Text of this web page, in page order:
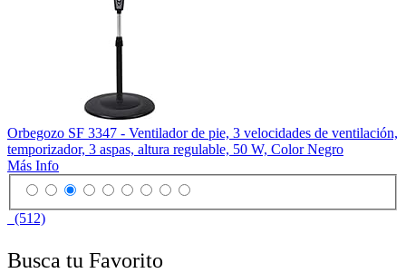
Orbegozo SF 3347 - Ventilador de pie, 3 velocidades de ventilación,
temporizador, 3 aspas, altura regulable, 50 W, Color Negro
Más Info
(512)
Busca tu Favorito